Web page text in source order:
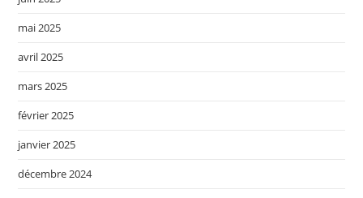
mai 2025
avril 2025
mars 2025
février 2025
janvier 2025
décembre 2024